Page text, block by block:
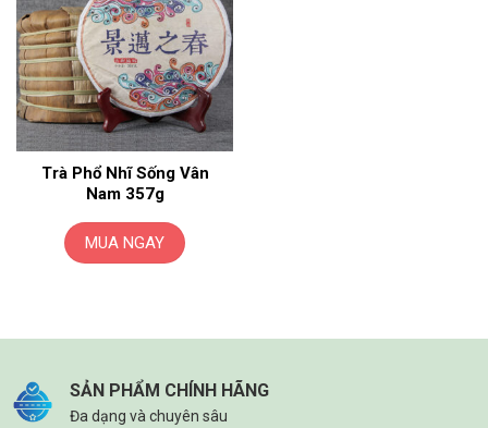
Trà Phổ Nhĩ Sống Vân
Nam 357g
MUA NGAY
SẢN PHẨM CHÍNH HÃNG
Đa dạng và chuyên sâu